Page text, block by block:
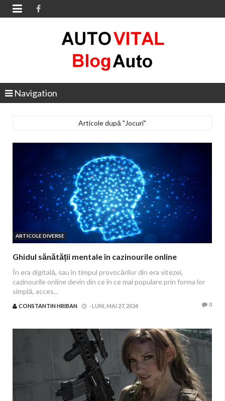

Navigation
Articole după "Jocuri"
ARTICOLE DIVERSE
Ghidul sănătății mentale în cazinourile online
În era digitală, sau în timpul provocărilor din era vitezei,
cazinourile online devin din ce în ce mai populare prin forma lor
simplă, acces...
CONSTANTIN HRIBAN -LUNI, MAI 27, 2024 0